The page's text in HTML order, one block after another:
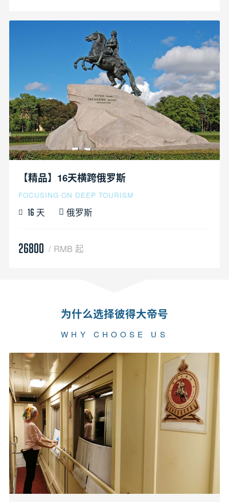
【精品】16天横跨俄罗斯
FOCUSING ON DEEP TOURISM
16 天 俄罗斯
26800 / RMB 起
为什么选择彼得大帝号
WHY CHOOSE US